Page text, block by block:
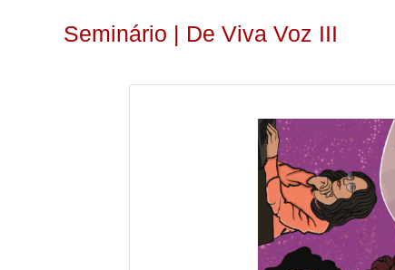
Seminário | De Viva Voz III